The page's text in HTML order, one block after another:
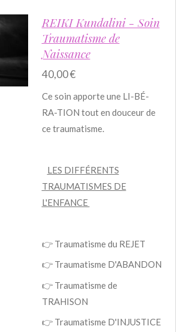
REIKI Kundalini - Soin
Traumatisme de
Naissance
40,00 €
Ce soin apporte une LI-BÉ-
RA-TION tout en douceur de
ce traumatisme.
LES DIFFÉRENTS
TRAUMATISMES DE
L'ENFANCE
👉 Traumatisme du REJET
👉 Traumatisme D'ABANDON
👉 Traumatisme de
TRAHISON
👉 Traumatisme D'INJUSTICE